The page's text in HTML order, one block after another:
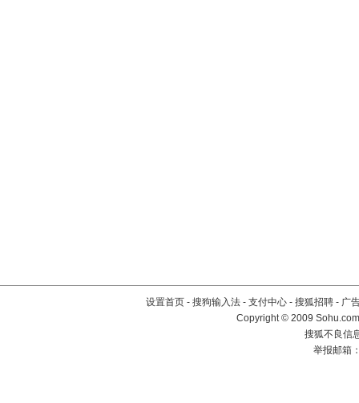
设置首页 - 搜狗输入法 - 支付中心 - 搜狐招聘 - 广
Copyright © 2009
搜狐不良信
举报邮箱